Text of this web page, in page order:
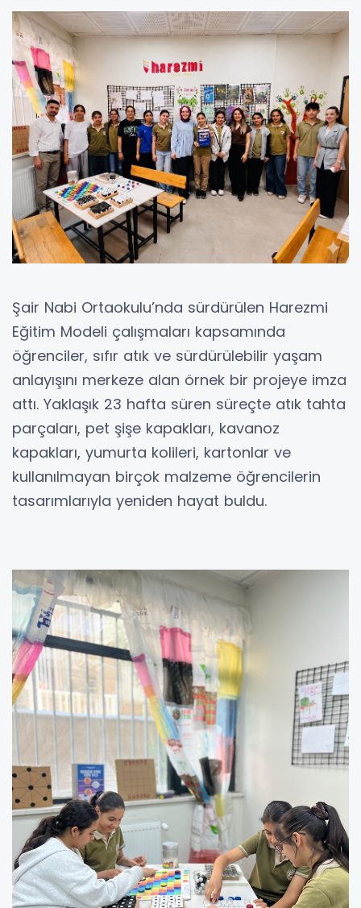
Şair Nabi Ortaokulu’nda sürdürülen Harezmi
Eğitim Modeli çalışmaları kapsamında
öğrenciler, sıfır atık ve sürdürülebilir yaşam
anlayışını merkeze alan örnek bir projeye imza
attı. Yaklaşık 23 hafta süren süreçte atık tahta
parçaları, pet şişe kapakları, kavanoz
kapakları, yumurta kolileri, kartonlar ve
kullanılmayan birçok malzeme öğrencilerin
tasarımlarıyla yeniden hayat buldu.